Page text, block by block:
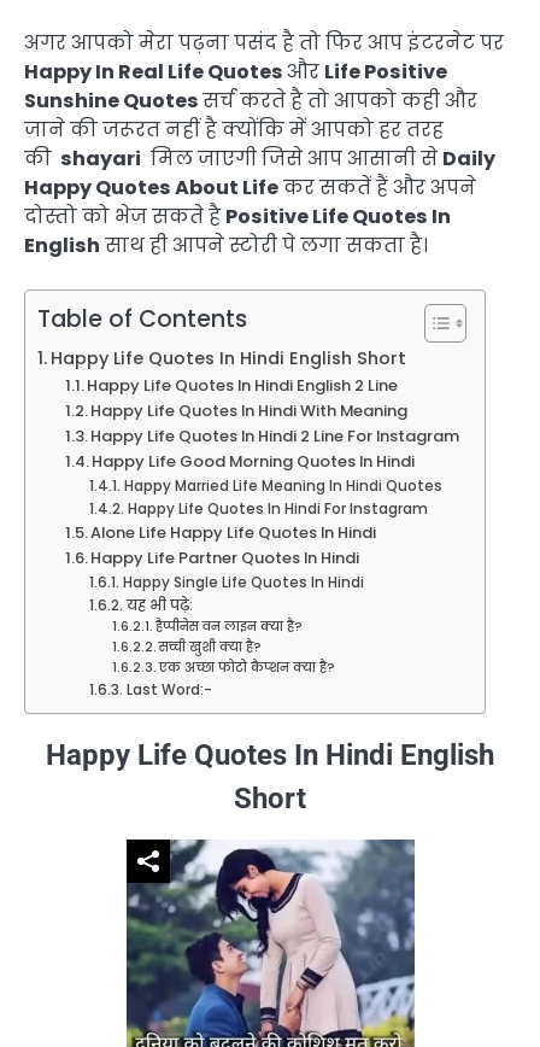
अगर आपको मेरा पढ़ना पसंद है तो फिर आप इंटरनेट पर
Happy In Real Life Quotesऔर Life Positive
Sunshine Quotesसर्च करते है तो आपको कही और
जाने की जरूरत नहीं है क्योंकि में आपको हर तरह
की shayari मिल जाएगी जिसे आप आसानी से Daily
Happy Quotes About Lifeकर सकतें हैं और अपने
दोस्तो को भेज सकते है Positive Life Quotes In
English साथ ही आपने स्टोरी पे लगा सकता है।
Table of Contents
Happy Life Quotes In Hindi English Short
Happy Life Quotes In Hindi English 2 Line
Happy Life Quotes In Hindi With Meaning
Happy Life Quotes In Hindi 2 Line For Instagram
Happy Life Good Morning Quotes In Hindi
Happy Married Life Meaning In Hindi Quotes
Happy Life Quotes In Hindi For Instagram
Alone Life Happy Life Quotes In Hindi
Happy Life Partner Quotes In Hindi
Happy Single Life Quotes In Hindi
यह भी पढ़े:
हैप्पीनेस वन लाइन क्या है?
सच्ची खुशी क्या है?
एक अच्छा फोटो कैप्शन क्या है?
Last Word:-
Happy Life Quotes In Hindi English
Short